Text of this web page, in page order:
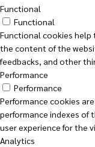
Functional
Functional
Functional cookies
the content of the
feedbacks, and other
Performance
Performance
Performance cookies
performance indexes of
user experience for the
Analytics